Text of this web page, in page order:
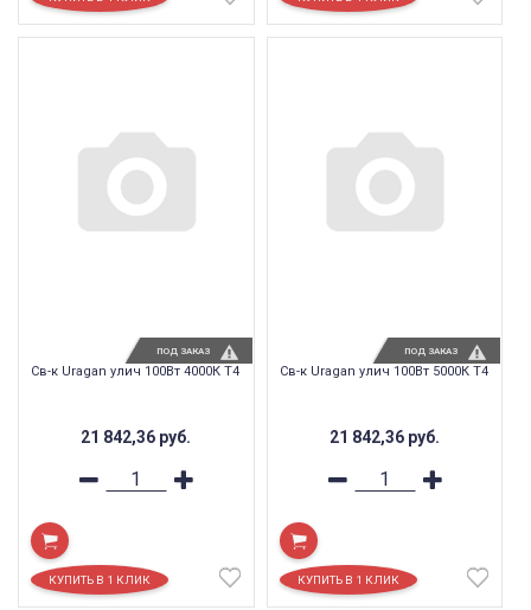
Св-к Uragan улич 100Вт 4000К T4
21 842,36 руб.
ПОД ЗАКАЗ
Св-к Uragan улич 100Вт 5000К T4
21 842,36 руб.
ПОД ЗАКАЗ